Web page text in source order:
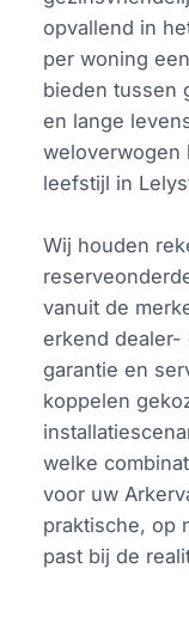
opvallend in
per woning
bieden tussen
en lange
weloverwogen
leefstijl in
Wij houden
vanuit de
erkend dealer-
garantie en
koppelen
welke
voor uw
praktische, op
past bij de